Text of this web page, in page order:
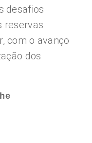
desafios
reservas
com o avanço
dos